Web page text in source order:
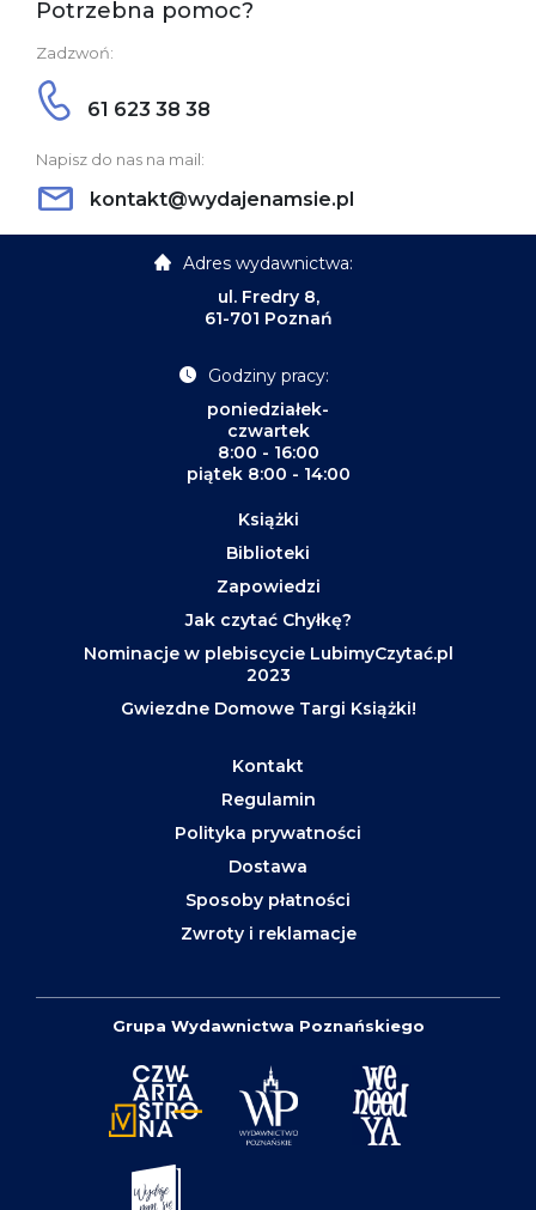
Potrzebna pomoc?
Zadzwoń:
61 623 38 38
Napisz do nas na mail:
kontakt@wydajenamsie.pl
Adres wydawnictwa:
ul. Fredry 8,
61-701 Poznań
Godziny pracy:
poniedziałek-
czwartek
8:00 - 16:00
piątek 8:00 - 14:00
Książki
Biblioteki
Zapowiedzi
Jak czytać Chyłkę?
Nominacje w plebiscycie LubimyCzytać.pl
2023
Gwiezdne Domowe Targi Książki!
Kontakt
Regulamin
Polityka prywatności
Dostawa
Sposoby płatności
Zwroty i reklamacje
Grupa Wydawnictwa Poznańskiego